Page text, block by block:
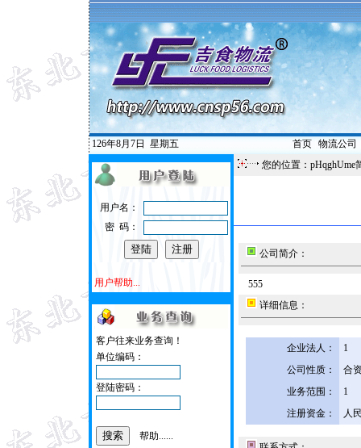
126年8月7日 星期五 首页| 物流公司
用户名：
密 码：
用户帮助...
客户往来业务查询！
单位编码：
登陆密码：
帮助......
您的位置：pHqghUme
公司简介：
555
详细信息：
企业法人：
1
公司性质：
合
业务范围：
1
注册资金：
人